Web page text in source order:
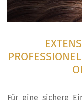
Für eine sichere